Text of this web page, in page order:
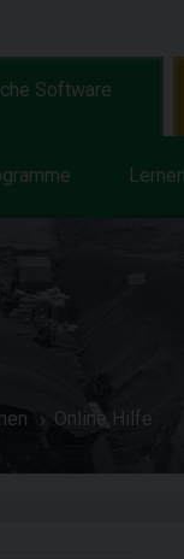
Software
Lernen
Online Hilfe